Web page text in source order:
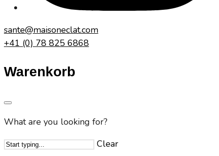
sante@maisoneclat.com
+41 (0) 78 825 6868
Warenkorb
What are you looking for?
Clear